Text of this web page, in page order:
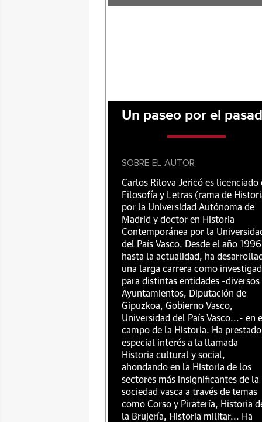
Un paseo por el
SOBRE EL AUTOR
Carlos Rilova Jericó es licenciado
Filosofía y Letras (rama de
por la Universidad Autónoma de
Madrid y doctor en Historia
Contemporánea por la
del País Vasco. Desde el año 1996
hasta la actualidad, ha
una larga carrera como
para distintas entidades -diversos
Ayuntamientos, Diputación de
Gipuzkoa, Gobierno Vasco,
Universidad del País Vasco...- en
campo de la Historia. Ha prestado
especial interés a la llamada
Historia cultural y social,
ahondando en la Historia de los
sectores más insignificantes de la
sociedad vasca a través de temas
como Corso y Piratería, Historia
la Brujería, Historia militar... Ha